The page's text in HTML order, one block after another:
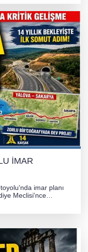
feci kaza:
PEKİ EMEĞİN
PANİK!
İMAR
İMAR
imar planı
Meclisi'nce